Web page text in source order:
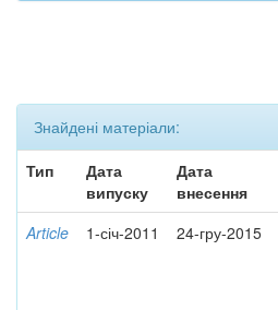
Знайдені матеріали:
Тип
Дата
випуску
Дата
внесення
Article 1-січ-2011 24-гру-2015